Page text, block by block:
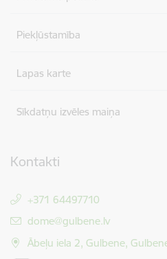
Piekļūstamība
Lapas karte
Sīkdatņu izvēles maiņa
Kontakti
+371 64497710
E-pasts:
dome@gulbene.lv
Ābeļu iela 2, Gulbene,